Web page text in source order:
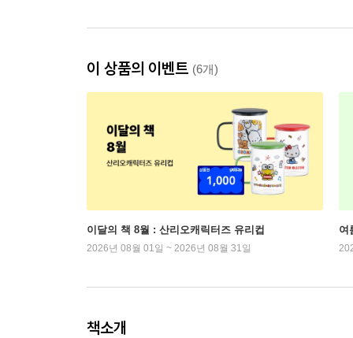
이 상품의 이벤트 (6개)
이달의 책 8월 : 산리오캐릭터즈 유리컵
2026년 08월 01일 ~ 2026년 08월 31일
여
책소개